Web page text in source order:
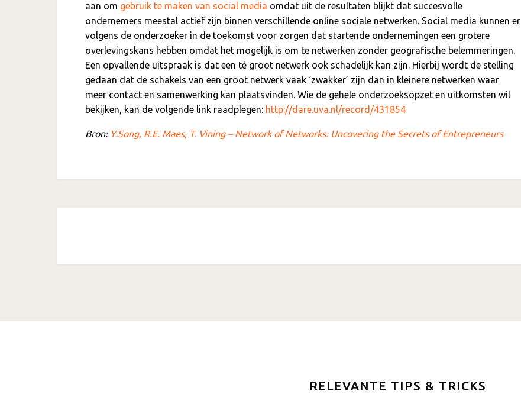
aan om gebruik te maken van social media omdat uit de resultaten blijkt dat succesvolle
ondernemers meestal actief zijn binnen verschillende online sociale netwerken. Social media kunnen er
volgens de onderzoeker in de toekomst voor zorgen dat startende ondernemingen een grotere
overlevingskans hebben omdat het mogelijk is om te netwerken zonder geografische belemmeringen.
Een opvallende uitspraak is dat een té groot netwerk ook schadelijk kan zijn. Hierbij wordt de stelling
gedaan dat de schakels van een groot netwerk vaak ‘zwakker’ zijn dan in kleinere netwerken waar
meer contact en samenwerking kan plaatsvinden. Wie de gehele onderzoeksopzet en uitkomsten wil
bekijken, kan de volgende link raadplegen: http://dare.uva.nl/record/431854
Bron: Y.Song, R.E. Maes, T. Vining – Network of Networks: Uncovering the Secrets of Entrepreneurs
RELEVANTE TIPS & TRICKS